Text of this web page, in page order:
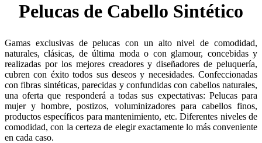
Pelucas de Cabello Sintético
Gamas exclusivas de pelucas con un alto nivel de comodidad,
naturales, clásicas, de última moda o con glamour, concebidas y
realizadas por los mejores creadores y diseñadores de peluquería,
cubren con éxito todos sus deseos y necesidades. Confeccionadas
con fibras sintéticas, parecidas y confundidas con cabellos naturales,
una oferta que responderá a todas sus expectativas: Pelucas para
mujer y hombre, postizos, voluminizadores para cabellos finos,
productos específicos para mantenimiento, etc. Diferentes niveles de
comodidad, con la certeza de elegir exactamente lo más conveniente
en cada caso.